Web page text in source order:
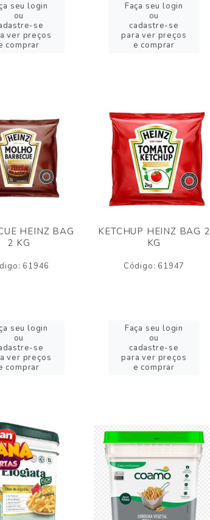
seu login
ou
se
ver preços
comprar
Faça seu login
ou
cadastre-se
para ver preços
e comprar
HEINZ BAG
2 KG
61946
seu login
ou
se
ver preços
comprar
KETCHUP HEINZ BAG 2
KG
Código: 61947
Faça seu login
ou
cadastre-se
para ver preços
e comprar